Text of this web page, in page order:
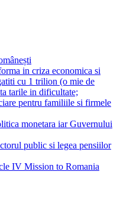
in criza economica si
cu 1 trilion (o mie de
tarile in dificultate;
pentru familiile si firmele
monetara iar Guvernului
public si legea pensiilor
IV Mission to Romania